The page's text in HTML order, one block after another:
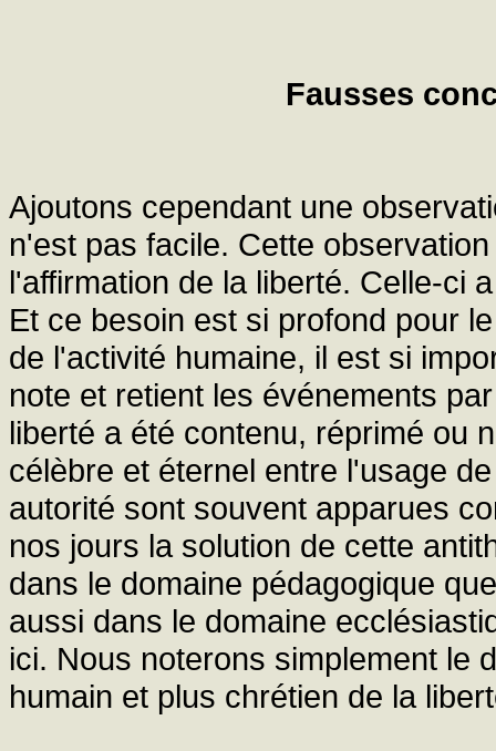
Fausses
Ajoutons cependant une
n'est pas facile. Cette
l'affirmation de la liberté. Celle-ci
Et ce besoin est si profond pour
de l'activité humaine, il est si
note et retient les événements
liberté a été contenu, réprimé ou
célèbre et éternel entre l'usage
autorité sont souvent apparues
nos jours la solution de cette
dans le domaine pédagogique
aussi dans le domaine
ici. Nous noterons simplement le
humain et plus chrétien de la